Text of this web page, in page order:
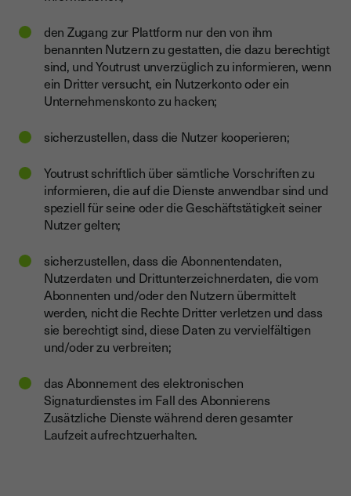
den Zugang zur Plattform nur den von ihm
benannten Nutzern zu gestatten, die dazu berechtigt
sind, und Youtrust unverzüglich zu informieren, wenn
ein Dritter versucht, ein Nutzerkonto oder ein
Unternehmenskonto zu hacken;
sicherzustellen, dass die Nutzer kooperieren;
Youtrust schriftlich über sämtliche Vorschriften zu
informieren, die auf die Dienste anwendbar sind und
speziell für seine oder die Geschäftstätigkeit seiner
Nutzer gelten;
sicherzustellen, dass die Abonnentendaten,
Nutzerdaten und Drittunterzeichnerdaten, die vom
Abonnenten und/oder den Nutzern übermittelt
werden, nicht die Rechte Dritter verletzen und dass
sie berechtigt sind, diese Daten zu vervielfältigen
und/oder zu verbreiten;
das Abonnement des elektronischen
Signaturdienstes im Fall des Abonnierens
Zusätzliche Dienste während deren gesamter
Laufzeit aufrechtzuerhalten.